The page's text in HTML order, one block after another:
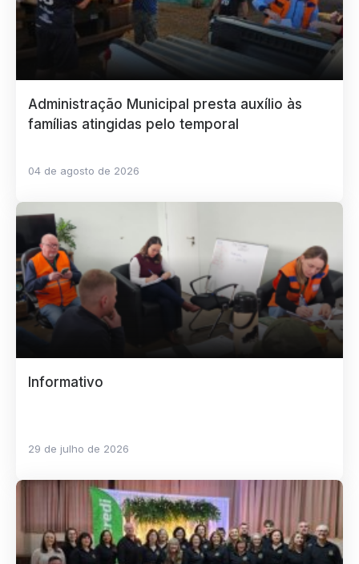
Administração Municipal presta auxílio às
famílias atingidas pelo temporal
04 de agosto de 2026
Informativo
29 de julho de 2026